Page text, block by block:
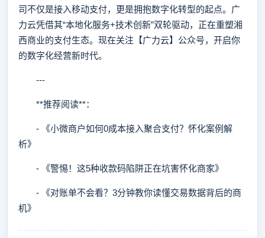
司不仅是接入移动支付，更是拥抱数字化转型的起点。广
力云凭借其“本地化服务+技术创新”双轮驱动，正在重塑湘
西商业的支付生态。现在关注【广力云】公众号，开启你
的数字化经营新时代。
---
**推荐阅读**：
- 《小微商户如何0成本接入聚合支付？怀化案例解
析》
- 《警惕！这5种收款码陷阱正在坑害怀化商家》
- 《对账单不会看？3分钟教你读懂交易数据背后的商
机》